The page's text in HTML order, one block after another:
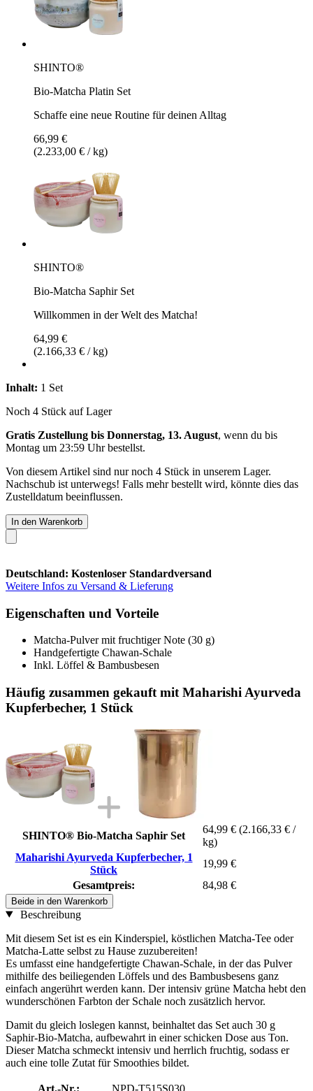
SHINTO®
Bio-Matcha Platin Set
Schaffe eine neue Routine für deinen Alltag
66,99 €
(2.233,00 € / kg)
SHINTO®
Bio-Matcha Saphir Set
Willkommen in der Welt des Matcha!
64,99 €
(2.166,33 € / kg)
Inhalt: 1 Set
Noch 4 Stück auf Lager
Gratis Zustellung bis Donnerstag, 13. August, wenn du bis
Montag um 23:59 Uhrbestellst.
Von diesem Artikel sind nur noch 4 Stück in unserem Lager.
Nachschub ist unterwegs! Falls mehr bestellt wird, könnte dies das
Zustelldatum beeinflussen.
In den Warenkorb
Deutschland: Kostenloser Standardversand
Weitere Infos zu Versand & Lieferung
Eigenschaften und Vorteile
Matcha-Pulver mit fruchtiger Note (30 g)
Handgefertigte Chawan-Schale
Inkl. Löffel & Bambusbesen
Häufig zusammen gekauft mit Maharishi Ayurveda
Kupferbecher, 1 Stück
SHINTO® Bio-Matcha Saphir Set
64,99 € (2.166,33 € /
kg)
Maharishi Ayurveda Kupferbecher, 1
Stück
19,99 €
Gesamtpreis:
84,98 €
Beide in den Warenkorb
Beschreibung
Mit diesem Set ist es ein Kinderspiel, köstlichen Matcha-Tee oder
Matcha-Latte selbst zu Hause zuzubereiten!
Es umfasst eine handgefertigte Chawan-Schale, in der das Pulver
mithilfe des beiliegenden Löffels und des Bambusbesens ganz
einfach angerührt werden kann. Der intensiv grüne Matcha hebt den
wunderschönen Farbton der Schale noch zusätzlich hervor.
Damit du gleich loslegen kannst, beinhaltet das Set auch 30 g
Saphir-Bio-Matcha, aufbewahrt in einer schicken Dose aus Ton.
Dieser Matcha schmeckt intensiv und herrlich fruchtig, sodass er
auch eine tolle Zutat für Smoothies bildet.
Art.-Nr.: NPD-T515S030